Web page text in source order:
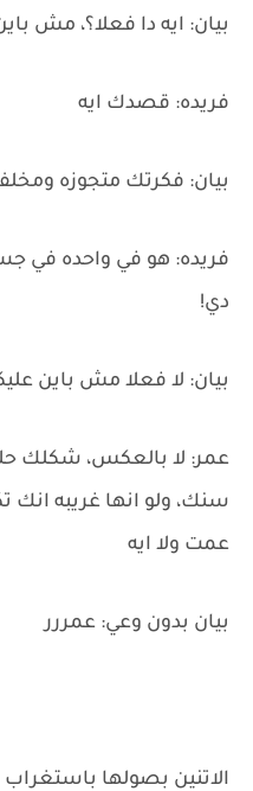
بيان: ايه دا فعلا؟، مش
فريده: قصدك ايه
بيان: فكرتك متجوزه
فريده: هو في واحده في
دي!
بيان: لا فعلا مش باين
عمر: لا بالعكس، شكلك
سنك، ولو انها غريبه انك
عمت ولا ايه
بيان بدون وعي: عمررر
الاتنين بصولها